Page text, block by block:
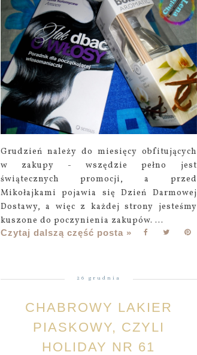
Grudzień należy do miesięcy obfitujących
w zakupy - wszędzie pełno jest
świątecznych promocji, a przed
Mikołajkami pojawia się Dzień Darmowej
Dostawy, a więc z każdej strony jesteśmy
kuszone do poczynienia zakupów. ...
Czytaj dalszą część posta »
26 grudnia
CHABROWY LAKIER
PIASKOWY, CZYLI
HOLIDAY NR 61